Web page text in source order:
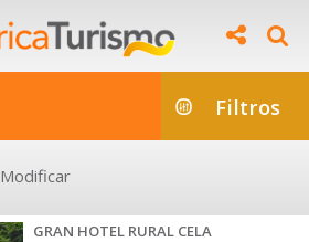
Filtros
Modificar
GRAN HOTEL RURAL CELA